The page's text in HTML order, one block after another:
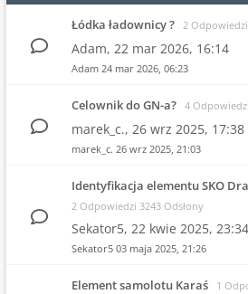
Łódka ładownicy ? 2
Adam, 22 mar 2026, 16:14
Adam 24 mar 2026, 06:23
Celownik do GN-a? 4
marek_c., 26 wrz 2025, 17:38
marek_c. 26 wrz 2025, 21:03
Identyfikacja elementu SKO
2 Odpowiedzi 3243 Odsłony
Sekator5, 22 kwie 2025, 23:34
Sekator5 03 maja 2025, 21:26
Element samolotu Karaś 1